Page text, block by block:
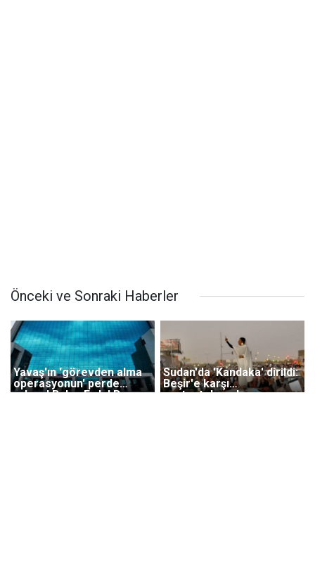
Önceki ve Sonraki Haberler
Yavaş'ın 'görevden alma
operasyonun' perde
arkası! Bakın Erdal Bey
Sudan'da 'Kandaka' dirildi:
Beşir'e karşı
protestoların başını